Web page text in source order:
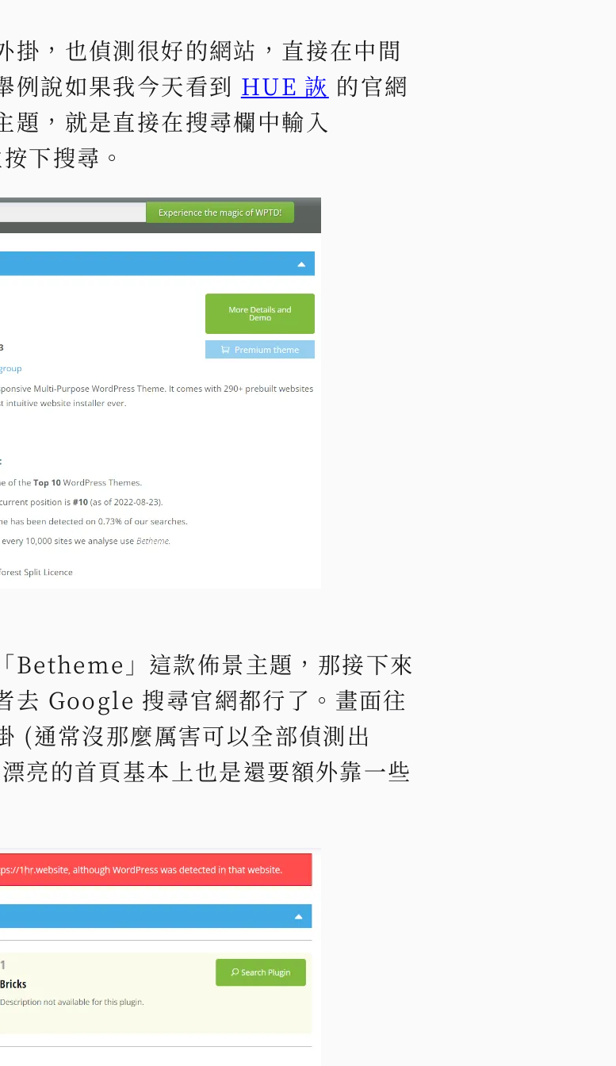
掛，也偵測很好的網站，直接在中間
例說如果我今天看到 HUE 詼 的官網
題，就是直接在搜尋欄中輸入
下搜尋。
Betheme」這款佈景主題，那接下來
去 Google 搜尋官網都行了。畫面往
(通常沒那麼厲害可以全部偵測出
亮的首頁基本上也是還要額外靠一些